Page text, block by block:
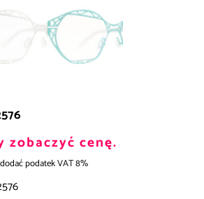
zobaczyć cenę.
podatek VAT 8%